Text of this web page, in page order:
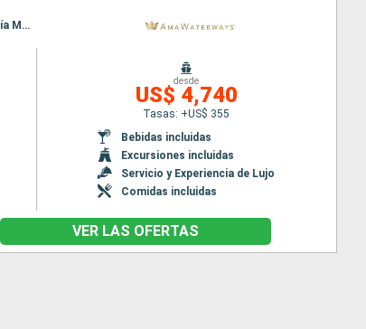
Itinerario : Basilea, Breisach, Estrasburgo, Ludwigshafen, Rudesheim, Rhine Gorge, Bernkastel-Kues, Bahía Mossel, Trèves, Cochem, Colonia, Amsterdam
desde
US$ 4,740
Tasas: +US$ 355
Bebidas incluidas
Excursiones incluidas
Servicio y Experiencia de Lujo
Comidas incluidas
VER LAS OFERTAS